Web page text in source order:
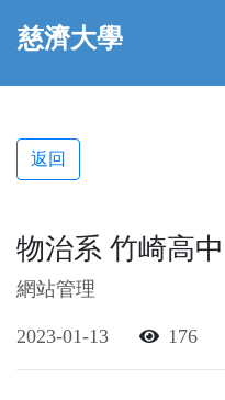
慈濟大學
返回
物治系 竹崎高
網站管理
2023-01-13 176